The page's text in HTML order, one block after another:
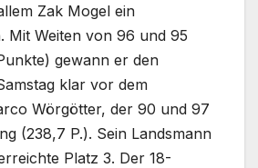
Zak Mogel ein
Mit Weiten von 96 und 95
gewann er den
klar vor dem
Wörgötter, der 90 und 97
(238,7 P.). Sein Landsmann
Platz 3. Der 18-